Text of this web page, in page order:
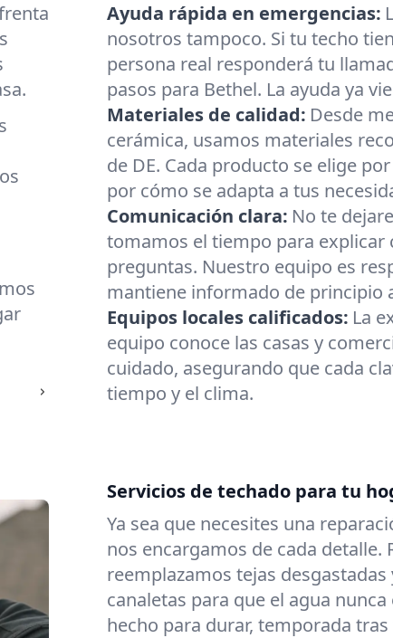
Ayuda rápida en emergencias:
nosotros tampoco. Si tu techo
persona real responderá tu
pasos para Bethel. La ayuda ya
Materiales de calidad: Desde
cerámica, usamos materiales
de DE. Cada producto se elige
por cómo se adapta a tus
Comunicación clara: No te
tomamos el tiempo para explicar
preguntas. Nuestro equipo es
mantiene informado de principio
Equipos locales calificados: La
equipo conoce las casas y
cuidado, asegurando que cada
tiempo y el clima.
Servicios de techado para tu
Ya sea que necesites una
nos encargamos de cada detalle.
reemplazamos tejas
canaletas para que el agua
hecho para durar, temporada